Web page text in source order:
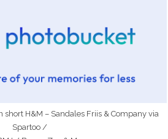
short H&M – Sandales Friis & Company via
Spartoo /